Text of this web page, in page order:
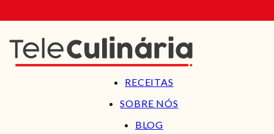
RECEITAS
SOBRE NÓS
BLOG